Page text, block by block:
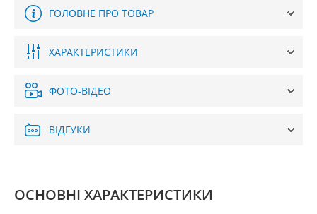
ГОЛОВНЕ ПРО ТОВАР
ХАРАКТЕРИСТИКИ
ФОТО-ВІДЕО
ВІДГУКИ
ОСНОВНІ ХАРАКТЕРИСТИКИ